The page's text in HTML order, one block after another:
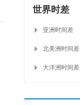
世界时差
亚洲时间差
北美洲时间差
大洋洲时间差